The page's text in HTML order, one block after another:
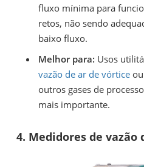
fluxo mínima para
retos, não sendo
baixo fluxo.
Melhor para: Usos
vazão de ar de vórticeou
outros gases de
mais importante.
4. Medidores de vazão